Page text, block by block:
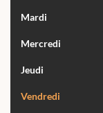
Mardi
Mercredi
Jeudi
Vendredi